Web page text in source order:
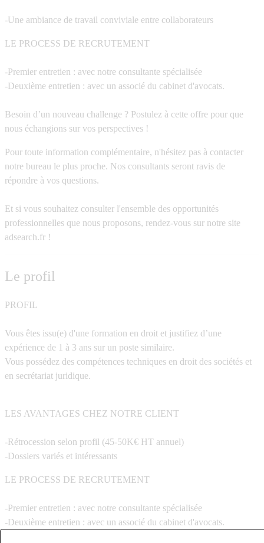
-Une ambiance de travail conviviale entre collaborateurs
LE PROCESS DE RECRUTEMENT
-Premier entretien : avec notre consultante spécialisée
-Deuxième entretien : avec un associé du cabinet d'avocats.
Besoin d’un nouveau challenge ? Postulez à cette offre pour que
nous échangions sur vos perspectives !
Pour toute information complémentaire, n'hésitez pas à contacter
notre bureau le plus proche. Nos consultants seront ravis de
répondre à vos questions.
Et si vous souhaitez consulter l'ensemble des opportunités
professionnelles que nous proposons, rendez-vous sur notre site
adsearch.fr !
Le profil
PROFIL
Vous êtes issu(e) d'une formation en droit et justifiez d’une
expérience de 1 à 3 ans sur un poste similaire.
Vous possédez des compétences techniques en droit des sociétés et
en secrétariat juridique.
LES AVANTAGES CHEZ NOTRE CLIENT
-Rétrocession selon profil (45-50K€ HT annuel)
-Dossiers variés et intéressants
LE PROCESS DE RECRUTEMENT
-Premier entretien : avec notre consultante spécialisée
-Deuxième entretien : avec un associé du cabinet d'avocats.